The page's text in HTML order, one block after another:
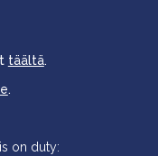
täältä.
.
on duty: